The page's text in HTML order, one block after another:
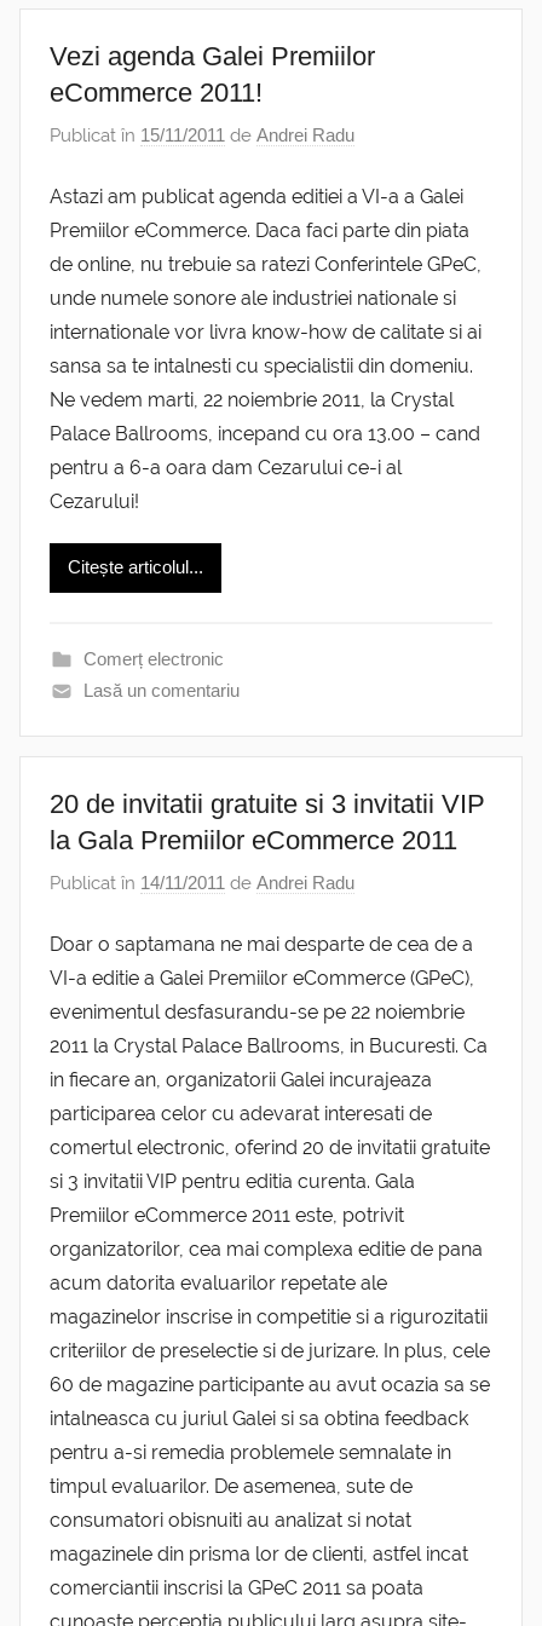
Vezi agenda Galei Premiilor
eCommerce 2011!
Publicat în 15/11/2011 de Andrei Radu
Astazi am publicat agenda editiei a VI-a a Galei
Premiilor eCommerce. Daca faci parte din piata
de online, nu trebuie sa ratezi Conferintele GPeC,
unde numele sonore ale industriei nationale si
internationale vor livra know-how de calitate si ai
sansa sa te intalnesti cu specialistii din domeniu.
Ne vedem marti, 22 noiembrie 2011, la Crystal
Palace Ballrooms, incepand cu ora 13.00 – cand
pentru a 6-a oara dam Cezarului ce-i al
Cezarului!
Citește articolul...
Comerț electronic
Lasă un comentariu
20 de invitatii gratuite si 3 invitatii VIP
la Gala Premiilor eCommerce 2011
Publicat în 14/11/2011 de Andrei Radu
Doar o saptamana ne mai desparte de cea de a
VI-a editie a Galei Premiilor eCommerce (GPeC),
evenimentul desfasurandu-se pe 22 noiembrie
2011 la Crystal Palace Ballrooms, in Bucuresti. Ca
in fiecare an, organizatorii Galei incurajeaza
participarea celor cu adevarat interesati de
comertul electronic, oferind 20 de invitatii gratuite
si 3 invitatii VIP pentru editia curenta. Gala
Premiilor eCommerce 2011 este, potrivit
organizatorilor, cea mai complexa editie de pana
acum datorita evaluarilor repetate ale
magazinelor inscrise in competitie si a rigurozitatii
criteriilor de preselectie si de jurizare. In plus, cele
60 de magazine participante au avut ocazia sa se
intalneasca cu juriul Galei si sa obtina feedback
pentru a-si remedia problemele semnalate in
timpul evaluarilor. De asemenea, sute de
consumatori obisnuiti au analizat si notat
magazinele din prisma lor de clienti, astfel incat
comerciantii inscrisi la GPeC 2011 sa poata